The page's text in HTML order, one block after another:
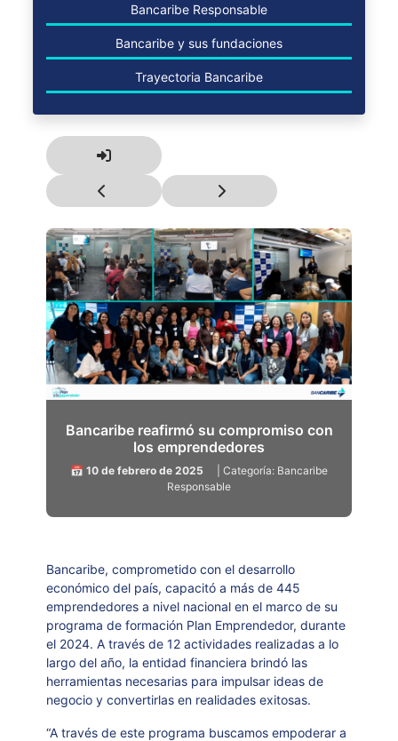
Bancaribe Responsable
Bancaribe y sus fundaciones
Trayectoria Bancaribe
Bancaribe reafirmó su compromiso con
los emprendedores
📅 10 de febrero de 2025
| Categoría: Bancaribe
Responsable
Bancaribe, comprometido con el desarrollo
económico del país, capacitó a más de 445
emprendedores a nivel nacional en el marco de su
programa de formación Plan Emprendedor, durante
el 2024. A través de 12 actividades realizadas a lo
largo del año, la entidad financiera brindó las
herramientas necesarias para impulsar ideas de
negocio y convertirlas en realidades exitosas.
“A través de este programa buscamos empoderar a